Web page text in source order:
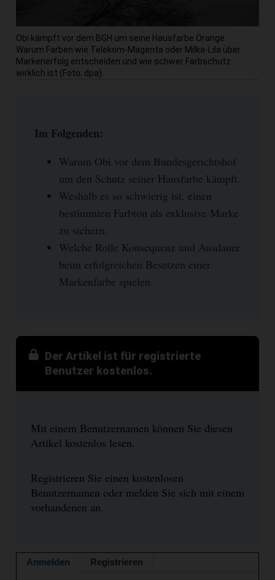
Obi kämpft vor dem BGH um seine Hausfarbe Orange.
Warum Farben wie Telekom-Magenta oder Milka-Lila über
Markenerfolg entscheiden und wie schwer Farbschutz
wirklich ist (Foto: dpa).
Im Folgenden:
Warum Obi vor dem Bundesgerichtshof
um den Schutz seiner Hausfarbe kämpft.
Weshalb es so schwierig ist, einen
bestimmten Farbton als exklusive Marke
zu sichern.
Welche Rolle Konsequenz und Ausdauer
beim erfolgreichen Besetzen einer
Markenfarbe spielen.
Der Artikel ist für registrierte
Benutzer kostenlos.
Mit einem Benutzernamen können Sie diesen
Artikel kostenlos lesen.
Registrieren Sie einen kostenlosen
Benutzernamen oder melden Sie sich mit einem
vorhandenen an.
Anmelden Registrieren